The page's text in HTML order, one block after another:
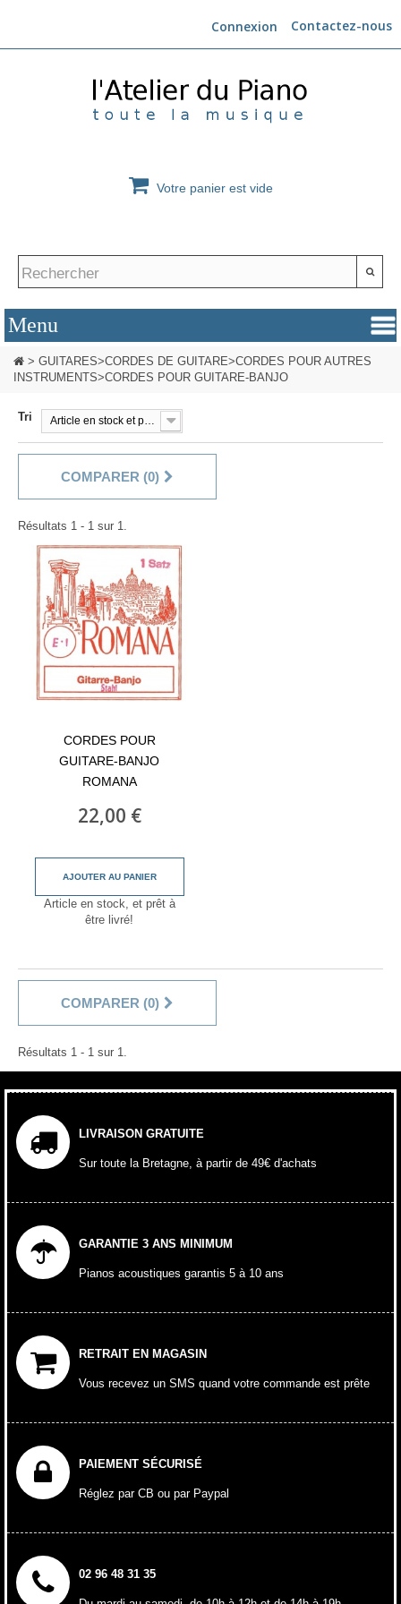
Contactez-nous
Connexion
Votre panier est vide
> GUITARES>CORDES DE GUITARE>CORDES POUR AUTRES
INSTRUMENTS>CORDES POUR GUITARE-BANJO
Tri
COMPARER (0)
Résultats 1 - 1 sur 1.
CORDES POUR
GUITARE-BANJO
ROMANA
22,00 €
AJOUTER AU PANIER
Article en stock, et prêt à
être livré!
COMPARER (0)
Résultats 1 - 1 sur 1.
LIVRAISON GRATUITE
Sur toute la Bretagne, à partir de 49€ d'achats
GARANTIE 3 ANS MINIMUM
Pianos acoustiques garantis 5 à 10 ans
RETRAIT EN MAGASIN
Vous recevez un SMS quand votre commande est prête
PAIEMENT SÉCURISÉ
Réglez par CB ou par Paypal
02 96 48 31 35